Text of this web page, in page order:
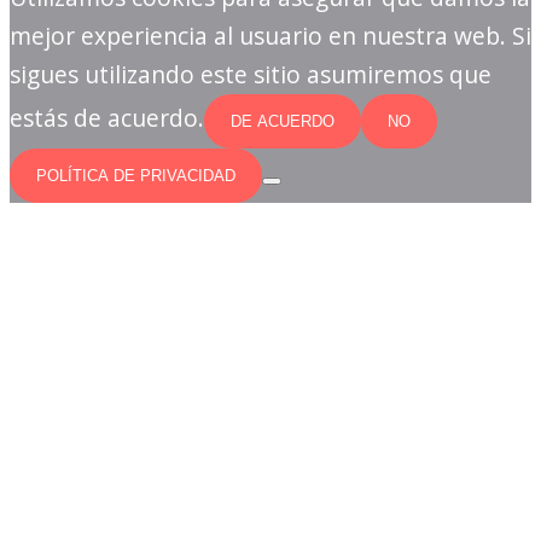
mejor experiencia al usuario en nuestra web. Si
sigues utilizando este sitio asumiremos que
estás de acuerdo.
DE ACUERDO NO
POLÍTICA DE PRIVACIDAD